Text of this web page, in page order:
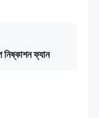
ফ্যান